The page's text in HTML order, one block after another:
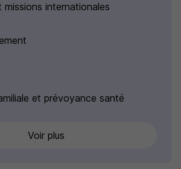
internationales
et prévoyance santé
Voir plus